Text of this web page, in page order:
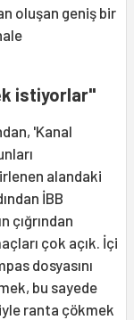
oluşan geniş bir
istiyorlar"
'Kanal
alandaki
İBB
çığrından
çok açık. İçi
dosyasını
bu sayede
ranta çökmek